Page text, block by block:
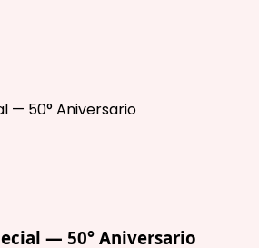
— 50° Aniversario